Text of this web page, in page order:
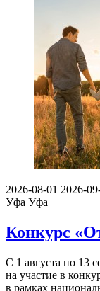
2026-08-01 2026-
Уфа Уфа
Конкурс
С 1 августа по 13
на участие в
в рамках